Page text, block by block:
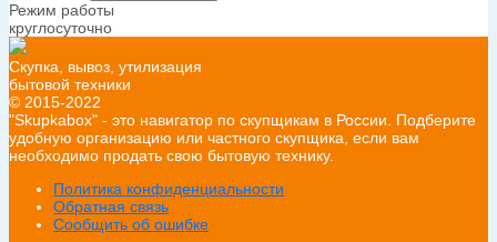
Режим работы
круглосуточно
Скупка, вывоз, утилизация
бытовой техники
© 2015-2022
"Skupkabox" - это навигатор по скупщикам в России. Подберите
удобную организацию или частного скупщика, если вам
необходимо продать свою бытовую технику.
Политика конфиденциальности
Обратная связь
Сообщить об ошибке